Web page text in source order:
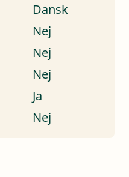
Dansk
Nej
Nej
Nej
Ja
Nej